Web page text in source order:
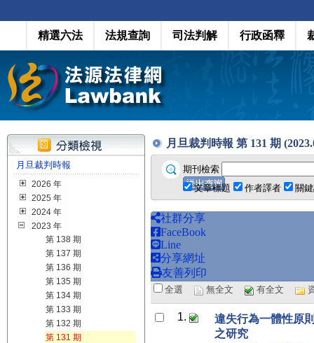
精選六法 法規查詢 司法判解 行政函釋
月旦裁判時報
2026 年
2025 年
2024 年
2023 年
第 138 期
第 137 期
第 136 期
第 135 期
第 134 期
第 133 期
第 132 期
第 131 期
月旦裁判時報 第 131 期
期刊檢索
文章標題
作者譯者 關
社群分享
FaceBook
Line
分享網址
友善列印
全選 無全文 有全文
1.
違失行為一體性原
之研究